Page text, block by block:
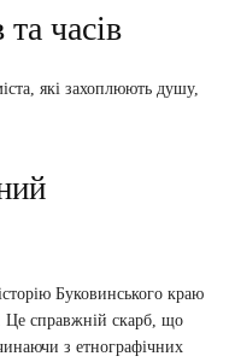
часів
які захоплюють душу,
Буковинського краю
Це справжній скарб, що
з етнографічних